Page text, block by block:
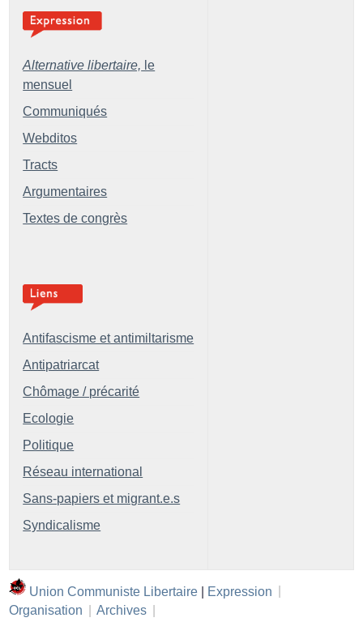
Alternative libertaire, le
mensuel
Communiqués
Webditos
Tracts
Argumentaires
Textes de congrès
Antifascisme et antimiltarisme
Antipatriarcat
Chômage / précarité
Ecologie
Politique
Réseau international
Sans-papiers et migrant.e.s
Syndicalisme
Union Communiste Libertaire | Expression
Organisation
Archives